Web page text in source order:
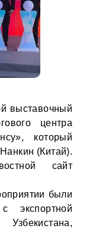
выставочный
центра
который
(Китай).
сайт
были
экспортной